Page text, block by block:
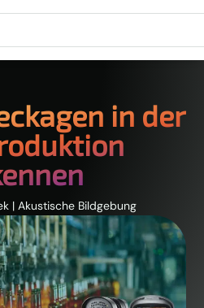
in der
| Akustische Bildgebung